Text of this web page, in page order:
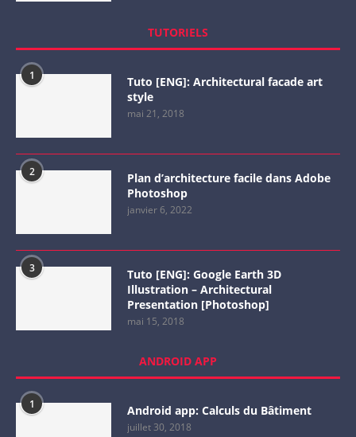
TUTORIELS
1
Tuto [ENG]: Architectural facade art
style
mai 21, 2018
2
Plan d’architecture facile dans Adobe
Photoshop
janvier 6, 2022
3
Tuto [ENG]: Google Earth 3D
Illustration – Architectural
Presentation [Photoshop]
mai 15, 2018
ANDROID APP
1 Android app: Calculs du Bâtiment
juillet 30, 2018